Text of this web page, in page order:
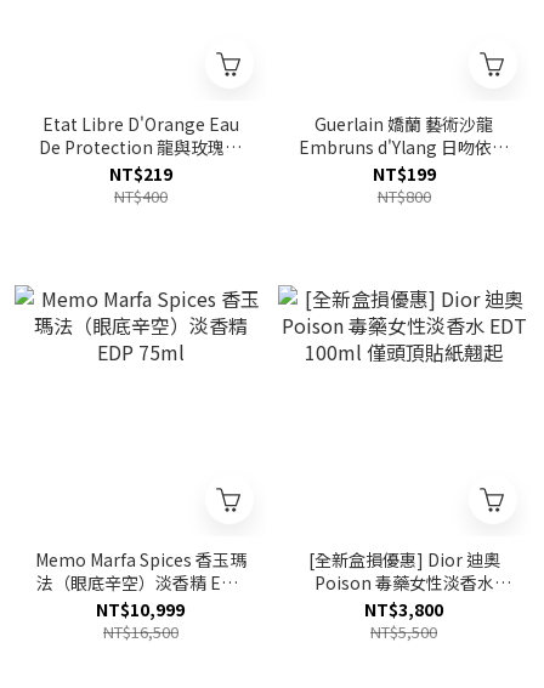
Etat Libre D'Orange Eau
De Protection 龍與玫瑰淡
香精 EDP 2ml
NT$219
NT$400
Guerlain 嬌蘭 藝術沙龍
Embruns d'Ylang 日吻依蘭
淡香精 EDP 2ml
NT$199
NT$800
Memo Marfa Spices 香玉瑪
法（眼底辛空）淡香精 EDP
75ml
NT$10,999
NT$16,500
[全新盒損優惠] Dior 迪奧
Poison 毒藥女性淡香水
EDT 100ml 僅頭頂貼紙翹起
NT$3,800
NT$5,500